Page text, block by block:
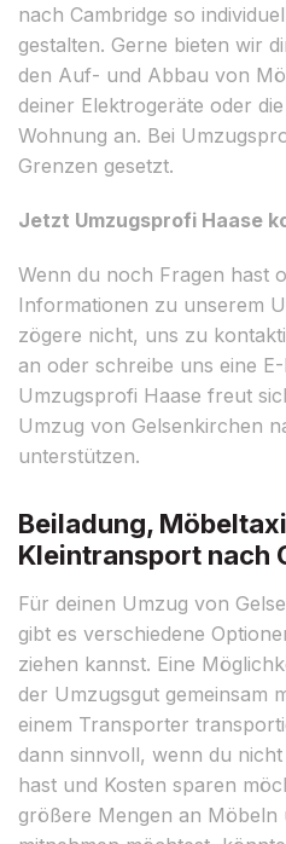
nach Cambridge so
gestalten. Gerne bieten wir
den Auf- und Abbau von
deiner Elektrogeräte oder
Wohnung an. Bei
Grenzen gesetzt.
Jetzt Umzugsprofi Haase
Wenn du noch Fragen hast
Informationen zu unserem
zögere nicht, uns zu
an oder schreibe uns eine
Umzugsprofi Haase freut
Umzug von Gelsenkirchen
unterstützen.
Beiladung,
Kleintransport nach
Für deinen Umzug von
gibt es verschiedene
ziehen kannst. Eine
der Umzugsgut gemeinsam
einem Transporter
dann sinnvoll, wenn du
hast und Kosten sparen
größere Mengen an Möbeln